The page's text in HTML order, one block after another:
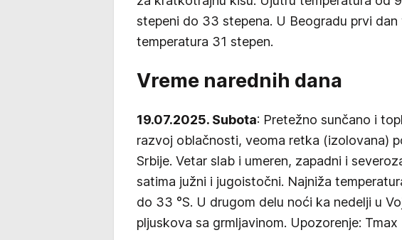
stepeni do 33 stepena. U Beogradu prvi
temperatura 31 stepen.
Vreme narednih dana
19.07.2025. Subota: Pretežno sunčano i
razvoj oblačnosti, veoma retka (izolovana)
Srbije. Vetar slab i umeren, zapadni i
satima južni i jugoistočni. Najniža
do 33 °S. U drugom delu noći ka nedelji u
pljuskova sa grmljavinom. Upozorenje: